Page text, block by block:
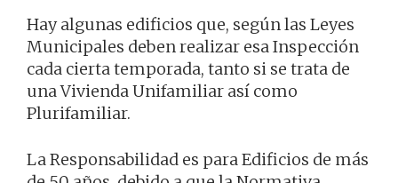
Hay algunas edificios que, según las Leyes
Municipales deben realizar esa Inspección
cada cierta temporada, tanto si se trata de
una Vivienda Unifamiliar así como
Plurifamiliar.
La Responsabilidad es para Edificios de más